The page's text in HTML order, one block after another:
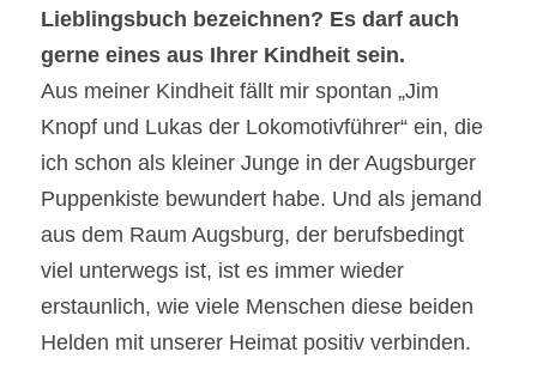
Lieblingsbuch bezeichnen? Es darf auch
gerne eines aus Ihrer Kindheit sein.
Aus meiner Kindheit fällt mir spontan „Jim
Knopf und Lukas der Lokomotivführer“ ein, die
ich schon als kleiner Junge in der Augsburger
Puppenkiste bewundert habe. Und als jemand
aus dem Raum Augsburg, der berufsbedingt
viel unterwegs ist, ist es immer wieder
erstaunlich, wie viele Menschen diese beiden
Helden mit unserer Heimat positiv verbinden.